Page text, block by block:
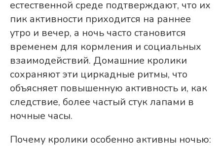
естественной среде подтверждают, что их
пик активности приходится на раннее
утро и вечер, а ночь часто становится
временем для кормления и социальных
взаимодействий. Домашние кролики
сохраняют эти циркадные ритмы, что
объясняет повышенную активность и, как
следствие, более частый стук лапами в
ночные часы.
Почему кролики особенно активны ночью: